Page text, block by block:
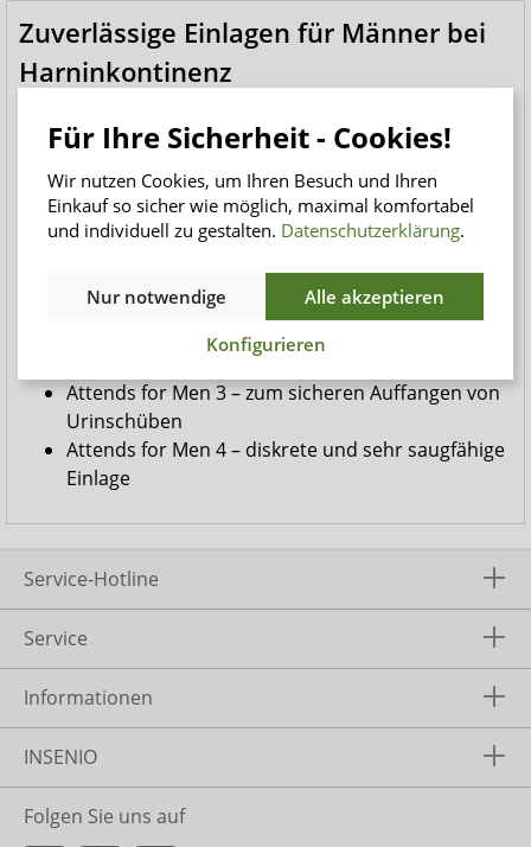
Zuverlässige Einlagen für Männer bei
Harninkontinenz
schützen somit vor unangenehmen Gerüchen. Ab der
Saugstärke 3 sind sie zudem atmungsaktiv, was einen
Wärmestau vermeidet. Diese Einlagen eignen sich für
Männer mit leichter bis mittlerer Harninkontinenz. Die
Attends for Men 1 – für sehr leichte
Blasenschwäche bei Männern
Attends for Men 2 – bei leichter Harninkontinenz
Attends for Men 3 – zum sicheren Auffangen von
Urinschüben
Attends for Men 4 – diskrete und sehr saugfähige
Einlage
Service-Hotline
Service
Informationen
INSENIO
Folgen Sie uns auf
Für Ihre Sicherheit - Cookies!
Wir nutzen Cookies, um Ihren Besuch und Ihren
Einkauf so sicher wie möglich, maximal komfortabel
und individuell zu gestalten. Datenschutzerklärung.
Nur notwendige
Alle akzeptieren
Konfigurieren